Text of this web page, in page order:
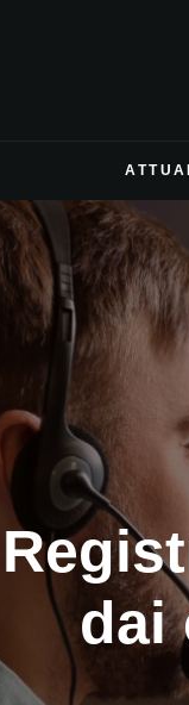
dai